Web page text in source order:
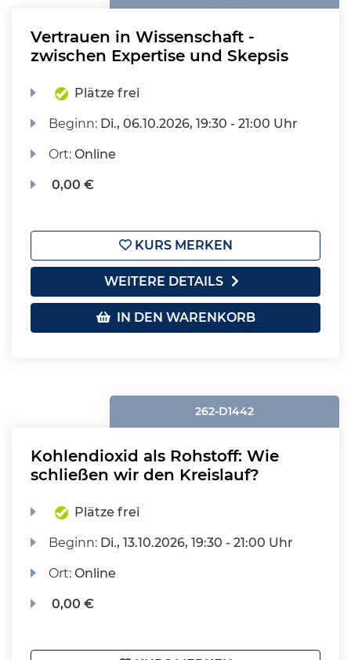
Vertrauen in Wissenschaft -
zwischen Expertise und Skepsis
Plätze frei
Beginn: Di., 06.10.2026, 19:30 - 21:00 Uhr
Ort:Online
0,00 €
KURS MERKEN
WEITERE DETAILS
IN DEN WARENKORB
262-D1442
Kohlendioxid als Rohstoff: Wie
schließen wir den Kreislauf?
Plätze frei
Beginn: Di., 13.10.2026, 19:30 - 21:00 Uhr
Ort:Online
0,00 €